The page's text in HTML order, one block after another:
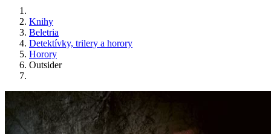
Knihy
Beletria
Detektívky, trilery a horory
Horory
Outsider